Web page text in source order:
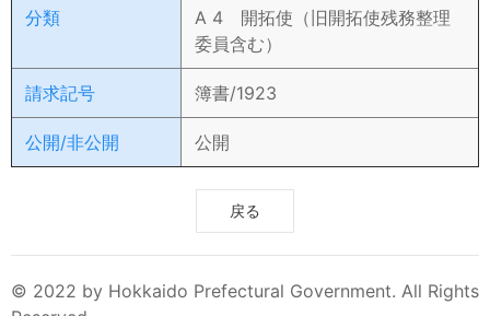
分類
A 4 開拓使（旧開拓使残務整理
委員含む）
請求記号 簿書/1923
公開/非公開 公開
戻る
© 2022 by Hokkaido Prefectural Government. All Rights